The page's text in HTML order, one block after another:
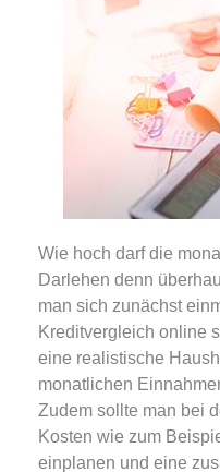
Wie hoch darf die
Darlehen denn
man sich zunächst
Kreditvergleich online
eine realistische
monatlichen
Zudem sollte man bei
Kosten wie zum
einplanen und eine